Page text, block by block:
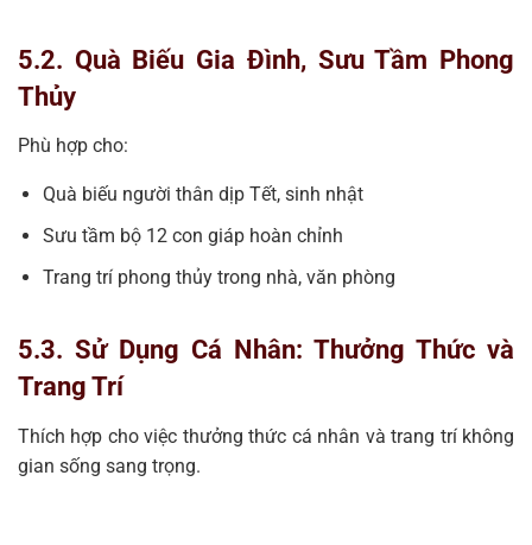
5.2. Quà Biếu Gia Đình, Sưu Tầm Phong
Thủy
Phù hợp cho:
Quà biếu người thân dịp Tết, sinh nhật
Sưu tầm bộ 12 con giáp hoàn chỉnh
Trang trí phong thủy trong nhà, văn phòng
5.3. Sử Dụng Cá Nhân: Thưởng Thức và
Trang Trí
Thích hợp cho việc thưởng thức cá nhân và trang trí không
gian sống sang trọng.